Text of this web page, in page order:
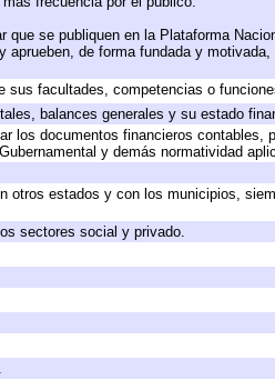
se publiquen en la Plataforma
de forma fundada y
facultades, competencias o
balances generales y su estado
los documentos financieros contables,
y demás normatividad
estados y con los municipios,
sectores social y privado.